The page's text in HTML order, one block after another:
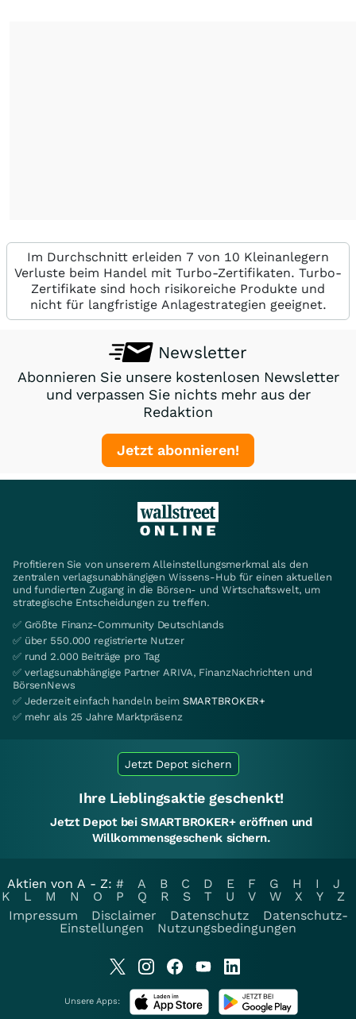
Im Durchschnitt erleiden 7 von 10 Kleinanlegern
Verluste beim Handel mit Turbo-Zertifikaten. Turbo-
Zertifikate sind hoch risikoreiche Produkte und
nicht für langfristige Anlagestrategien geeignet.
Newsletter
Abonnieren Sie unsere kostenlosen Newsletter
und verpassen Sie nichts mehr aus der
Redaktion
Jetzt abonnieren!
Profitieren Sie von unserem Alleinstellungsmerkmal als den
zentralen verlagsunabhängigen Wissens-Hub für einen aktuellen
und fundierten Zugang in die Börsen- und Wirtschaftswelt, um
strategische Entscheidungen zu treffen.
✅ Größte Finanz-Community Deutschlands
✅ über 550.000 registrierte Nutzer
✅ rund 2.000 Beiträge pro Tag
✅ verlagsunabhängige Partner ARIVA, FinanzNachrichten und
BörsenNews
✅ Jederzeit einfach handeln beim SMARTBROKER+
✅ mehr als 25 Jahre Marktpräsenz
Jetzt Depot sichern
Ihre Lieblingsaktie geschenkt!
Jetzt Depot bei SMARTBROKER+ eröffnen und
Willkommensgeschenk sichern.
Aktien von A - Z: # A B C D E F G H I
J
K
L M N O P Q R S T U V W X Y
Z
Impressum
Disclaimer Datenschutz
Datenschutz-
Einstellungen
Nutzungsbedingungen
Unsere Apps: